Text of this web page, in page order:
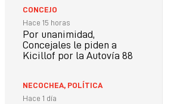
CONCEJO
Hace 15 horas
Por unanimidad,
Concejales le piden a
Kicillof por la Autovía 88
NECOCHEA, POLÍTICA
Hace 1 día